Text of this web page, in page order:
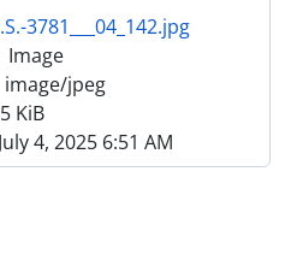
de 1966
de 1966
de 1966
Cortejo de Macieira de Cambra
Cortejo de Macieira de Cambra
Cortejo de Macieira de Cambra
3781___04_142.jpg
Image
image/jpeg
KiB
July 4, 2025 6:51 AM